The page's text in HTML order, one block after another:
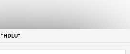
"HDLU"